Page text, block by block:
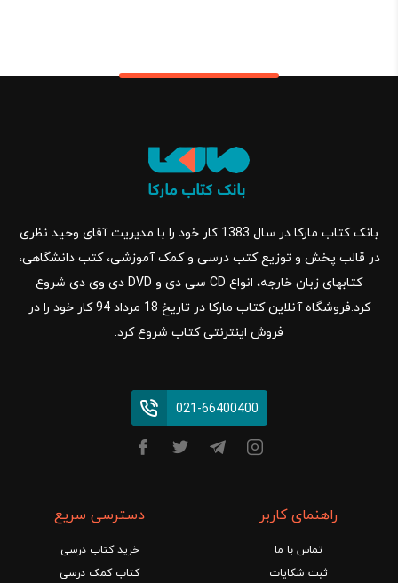
بانک کتاب مارکا در سال 1383 کار خود را با مدیریت آقای وحید نظری
در قالب پخش و توزیع کتب درسی و کمک آموزشی، کتب دانشگاهی،
کتابهای زبان خارجه، انواع CD سی دی و DVD دی وی دی شروع
کرد.فروشگاه آنلاین کتاب مارکا در تاریخ 18 مرداد 94 کار خود را در
فروش اینترنتی کتاب شروع کرد.
021-66400400
راهنمای کاربر
تماس با ما
ثبت شکایات
دسترسی سریع
خرید کتاب درسی
کتاب کمک درسی